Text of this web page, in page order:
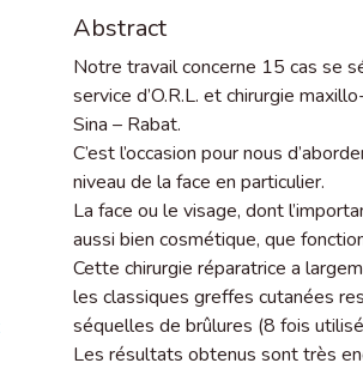
Abstract
Notre travail concerne 15 cas se
service d’O.R.L. et chirurgie
Sina – Rabat.
C’est l’occasion pour nous
niveau de la face en particulier.
La face ou le visage, dont
aussi bien cosmétique, que
Cette chirurgie réparatrice a
les classiques greffes cutanées
séquelles de brûlures (8 fois
Les résultats obtenus sont très